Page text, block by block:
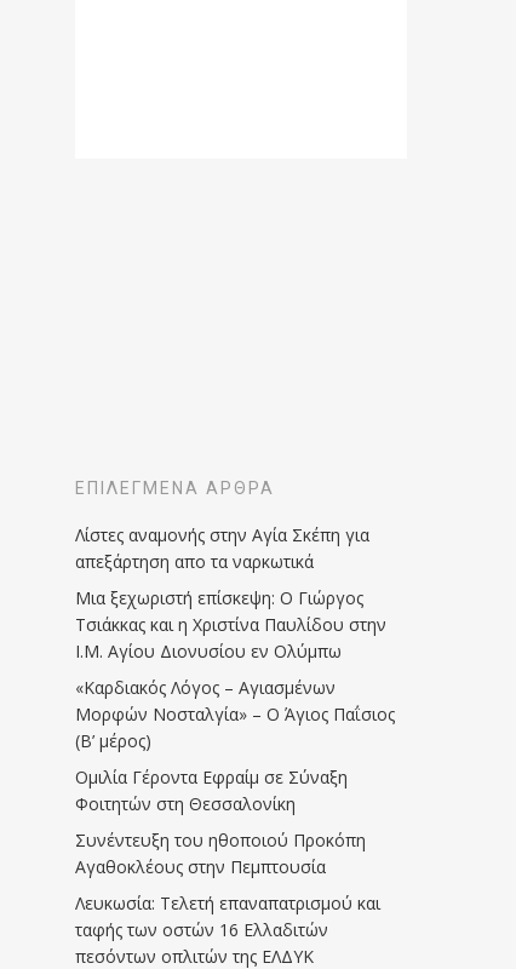
ΕΠΙΛΕΓΜΈΝΑ ΆΡΘΡΑ
Λίστες αναμονής στην Αγία Σκέπη για
απεξάρτηση απο τα ναρκωτικά
Μια ξεχωριστή επίσκεψη: Ο Γιώργος
Τσιάκκας και η Χριστίνα Παυλίδου στην
Ι.Μ. Αγίου Διονυσίου εν Ολύμπω
«Καρδιακός Λόγος – Αγιασμένων
Μορφών Νοσταλγία» – Ο Άγιος Παΐσιος
(Β’ μέρος)
Ομιλία Γέροντα Εφραίμ σε Σύναξη
Φοιτητών στη Θεσσαλονίκη
Συνέντευξη του ηθοποιού Προκόπη
Αγαθοκλέους στην Πεμπτουσία
Λευκωσία: Τελετή επαναπατρισμού και
ταφής των οστών 16 Ελλαδιτών
πεσόντων οπλιτών της ΕΛΔΥΚ